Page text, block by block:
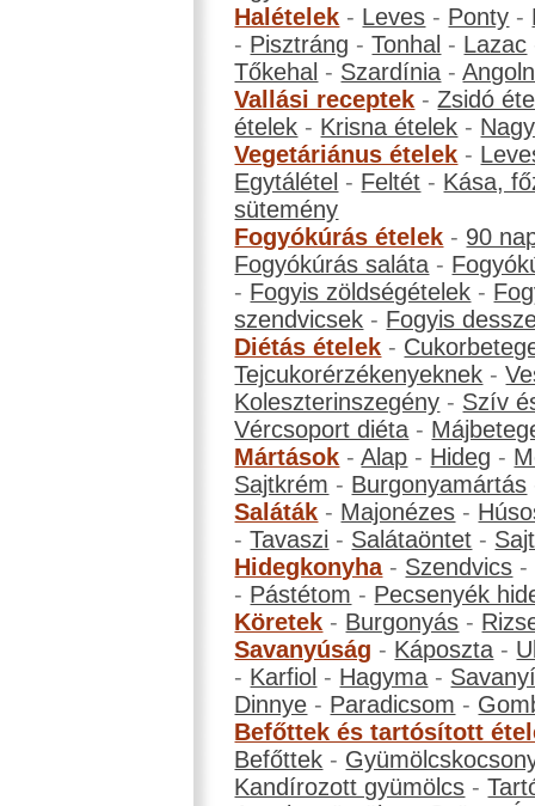
Halételek - Leves - Ponty -
- Pisztráng -Tonhal - Lazac
Tőkehal - Szardínia -
Vallási receptek -Zsidó
ételek - Krisna ételek -
Vegetáriánus ételek -
Egytálétel - Feltét - Kása,
sütemény
Fogyókúrás ételek - 90
Fogyókúrás saláta -
- Fogyis zöldségételek -
szendvicsek - Fogyis
Diétás ételek -
Tejcukorérzékenyeknek -
Koleszterinszegény - Szív
Vércsoport diéta -
Mártások -Alap - Hideg -
Sajtkrém - Burgonyamártás
Saláták - Majonézes -
-Tavaszi - Salátaöntet -
Hidegkonyha- Szendvics -
- Pástétom - Pecsenyék
Köretek - Burgonyás -
Savanyúság - Káposzta -
- Karfiol - Hagyma -
Dinnye - Paradicsom -
Befőttek és tartósított
Befőttek -
Kandírozott gyümölcs -